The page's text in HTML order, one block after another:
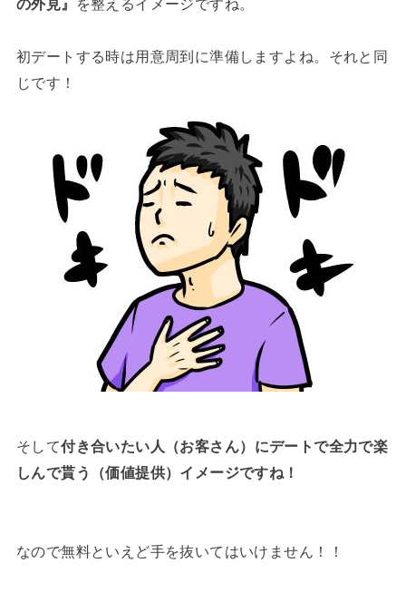
の外見』 を整えるイメージですね。
初デートする時は用意周到に準備しますよね。それと同
じです！
そして付き合いたい人（お客さん）にデートで全力で楽
しんで貰う（価値提供）イメージですね！
なので無料といえど手を抜いてはいけません！！